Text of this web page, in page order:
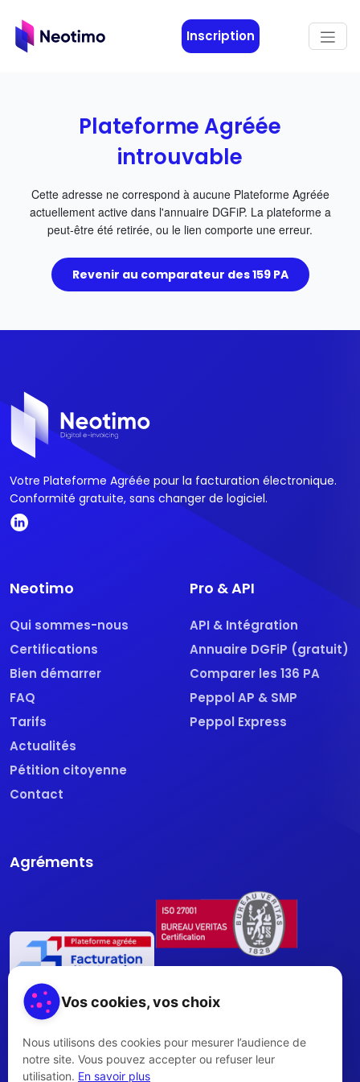
Inscription
Plateforme Agréée
introuvable
Cette adresse ne correspond à aucune Plateforme Agréée
actuellement active dans l'annuaire DGFiP. La plateforme a
peut-être été retirée, ou le lien comporte une erreur.
Revenir au comparateur des 159 PA
Votre Plateforme Agréée pour la facturation électronique.
Conformité gratuite, sans changer de logiciel.
Neotimo
Qui sommes-nous
Certifications
Bien démarrer
FAQ
Tarifs
Actualités
Pétition citoyenne
Contact
Pro & API
API & Intégration
Annuaire DGFiP (gratuit)
Comparer les 136 PA
Peppol AP & SMP
Peppol Express
Agréments
Vos cookies, vos choix
Nous utilisons des cookies pour mesurer l’audience de
notre site. Vous pouvez accepter ou refuser leur
utilisation. En savoir plus